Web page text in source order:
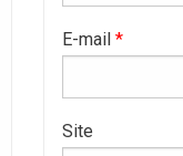
E-mail *
Site